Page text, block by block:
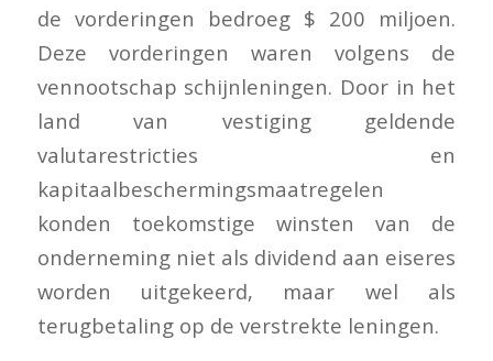
de vorderingen bedroeg $ 200 miljoen.
Deze vorderingen waren volgens de
vennootschap schijnleningen. Door in het
land van vestiging geldende
valutarestricties en
kapitaalbeschermingsmaatregelen
konden toekomstige winsten van de
onderneming niet als dividend aan eiseres
worden uitgekeerd, maar wel als
terugbetaling op de verstrekte leningen.